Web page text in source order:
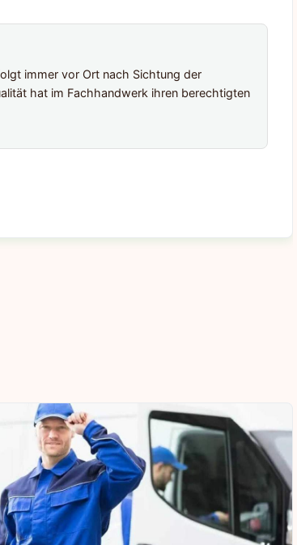
immer vor Ort nach Sichtung der
hat im Fachhandwerk ihren berechtigten